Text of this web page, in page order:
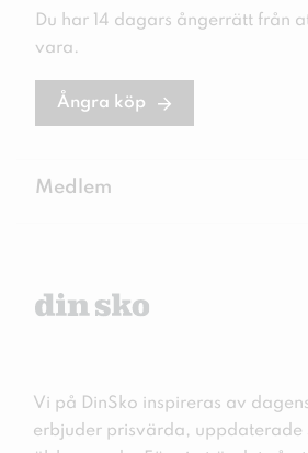
Du har 14 dagars ångerrätt från
vara.
Ångra köp
Medlem
Vi på DinSko inspireras av
erbjuder prisvärda, uppdaterade